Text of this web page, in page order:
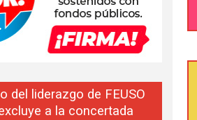
del liderazgo de FEUSO
a la concertada